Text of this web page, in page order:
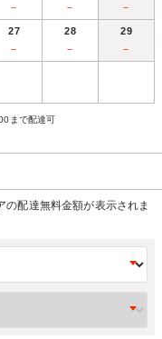
－ － －
27
－
28
－
29
－
まで配達可
配達無料金額が表示されま